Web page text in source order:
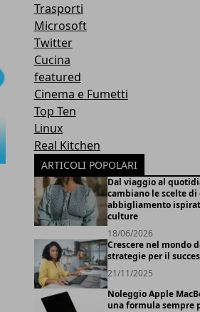
Trasporti
Microsoft
Twitter
Cucina
featured
Cinema e Fumetti
Top Ten
Linux
Real Kitchen
ARTICOLI POPOLARI
Dal viaggio al
cambiano le scelte di
abbigliamento
culture
18/06/2026
Crescere nel mondo
strategie per il
21/11/2025
Noleggio Apple
una formula sempre